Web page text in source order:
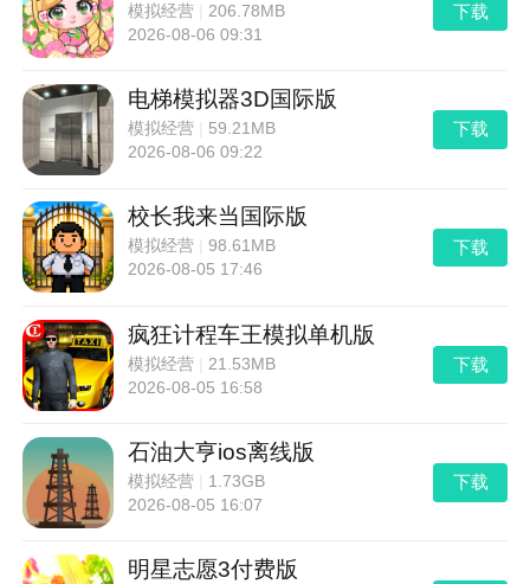
模拟经营
206.78MB
2026-08-06 09:31
下载
电梯模拟器3D国际版
模拟经营
59.21MB
2026-08-06 09:22
下载
校长我来当国际版
模拟经营 |98.61MB
2026-08-05 17:46
下载
疯狂计程车王模拟单机版
模拟经营
21.53MB
2026-08-05 16:58
下载
石油大亨ios离线版
模拟经营
1.73GB
2026-08-05 16:07
下载
明星志愿3付费版